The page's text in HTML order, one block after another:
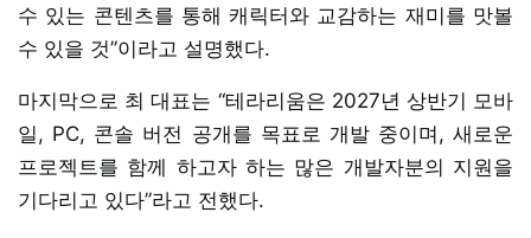
수 있는 콘텐츠를 통해 캐릭터와 교감하는 재미를 맛볼
수 있을 것”이라고 설명했다.
마지막으로 최 대표는 “테라리움은 2027년 상반기 모바
일, PC, 콘솔 버전 공개를 목표로 개발 중이며, 새로운
프로젝트를 함께 하고자 하는 많은 개발자분의 지원을
기다리고 있다”라고 전했다.